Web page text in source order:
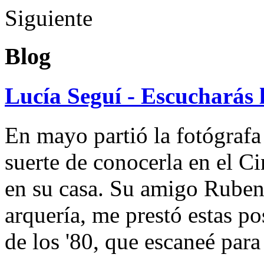
Siguiente
Blog
Lucía Seguí - Escucharás
En mayo partió la
suerte de conocerla en el
en su casa. Su amigo
arquería, me prestó estas
de los '80, que escaneé